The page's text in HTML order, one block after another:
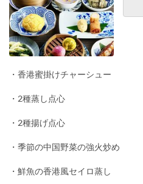
・香港蜜掛けチャーシュー
・2種蒸し点心
・2種揚げ点心
・季節の中国野菜の強火炒め
・鮮魚の香港風セイロ蒸し